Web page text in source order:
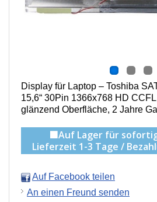
Display für Laptop – Toshiba
15,6“ 30Pin 1366x768 HD
g länzend Oberfläche, 2 Jahre
🟩Auf Lager für
Lieferzeit 1-3 Tage /
Auf Facebook teilen
An einen Freund senden